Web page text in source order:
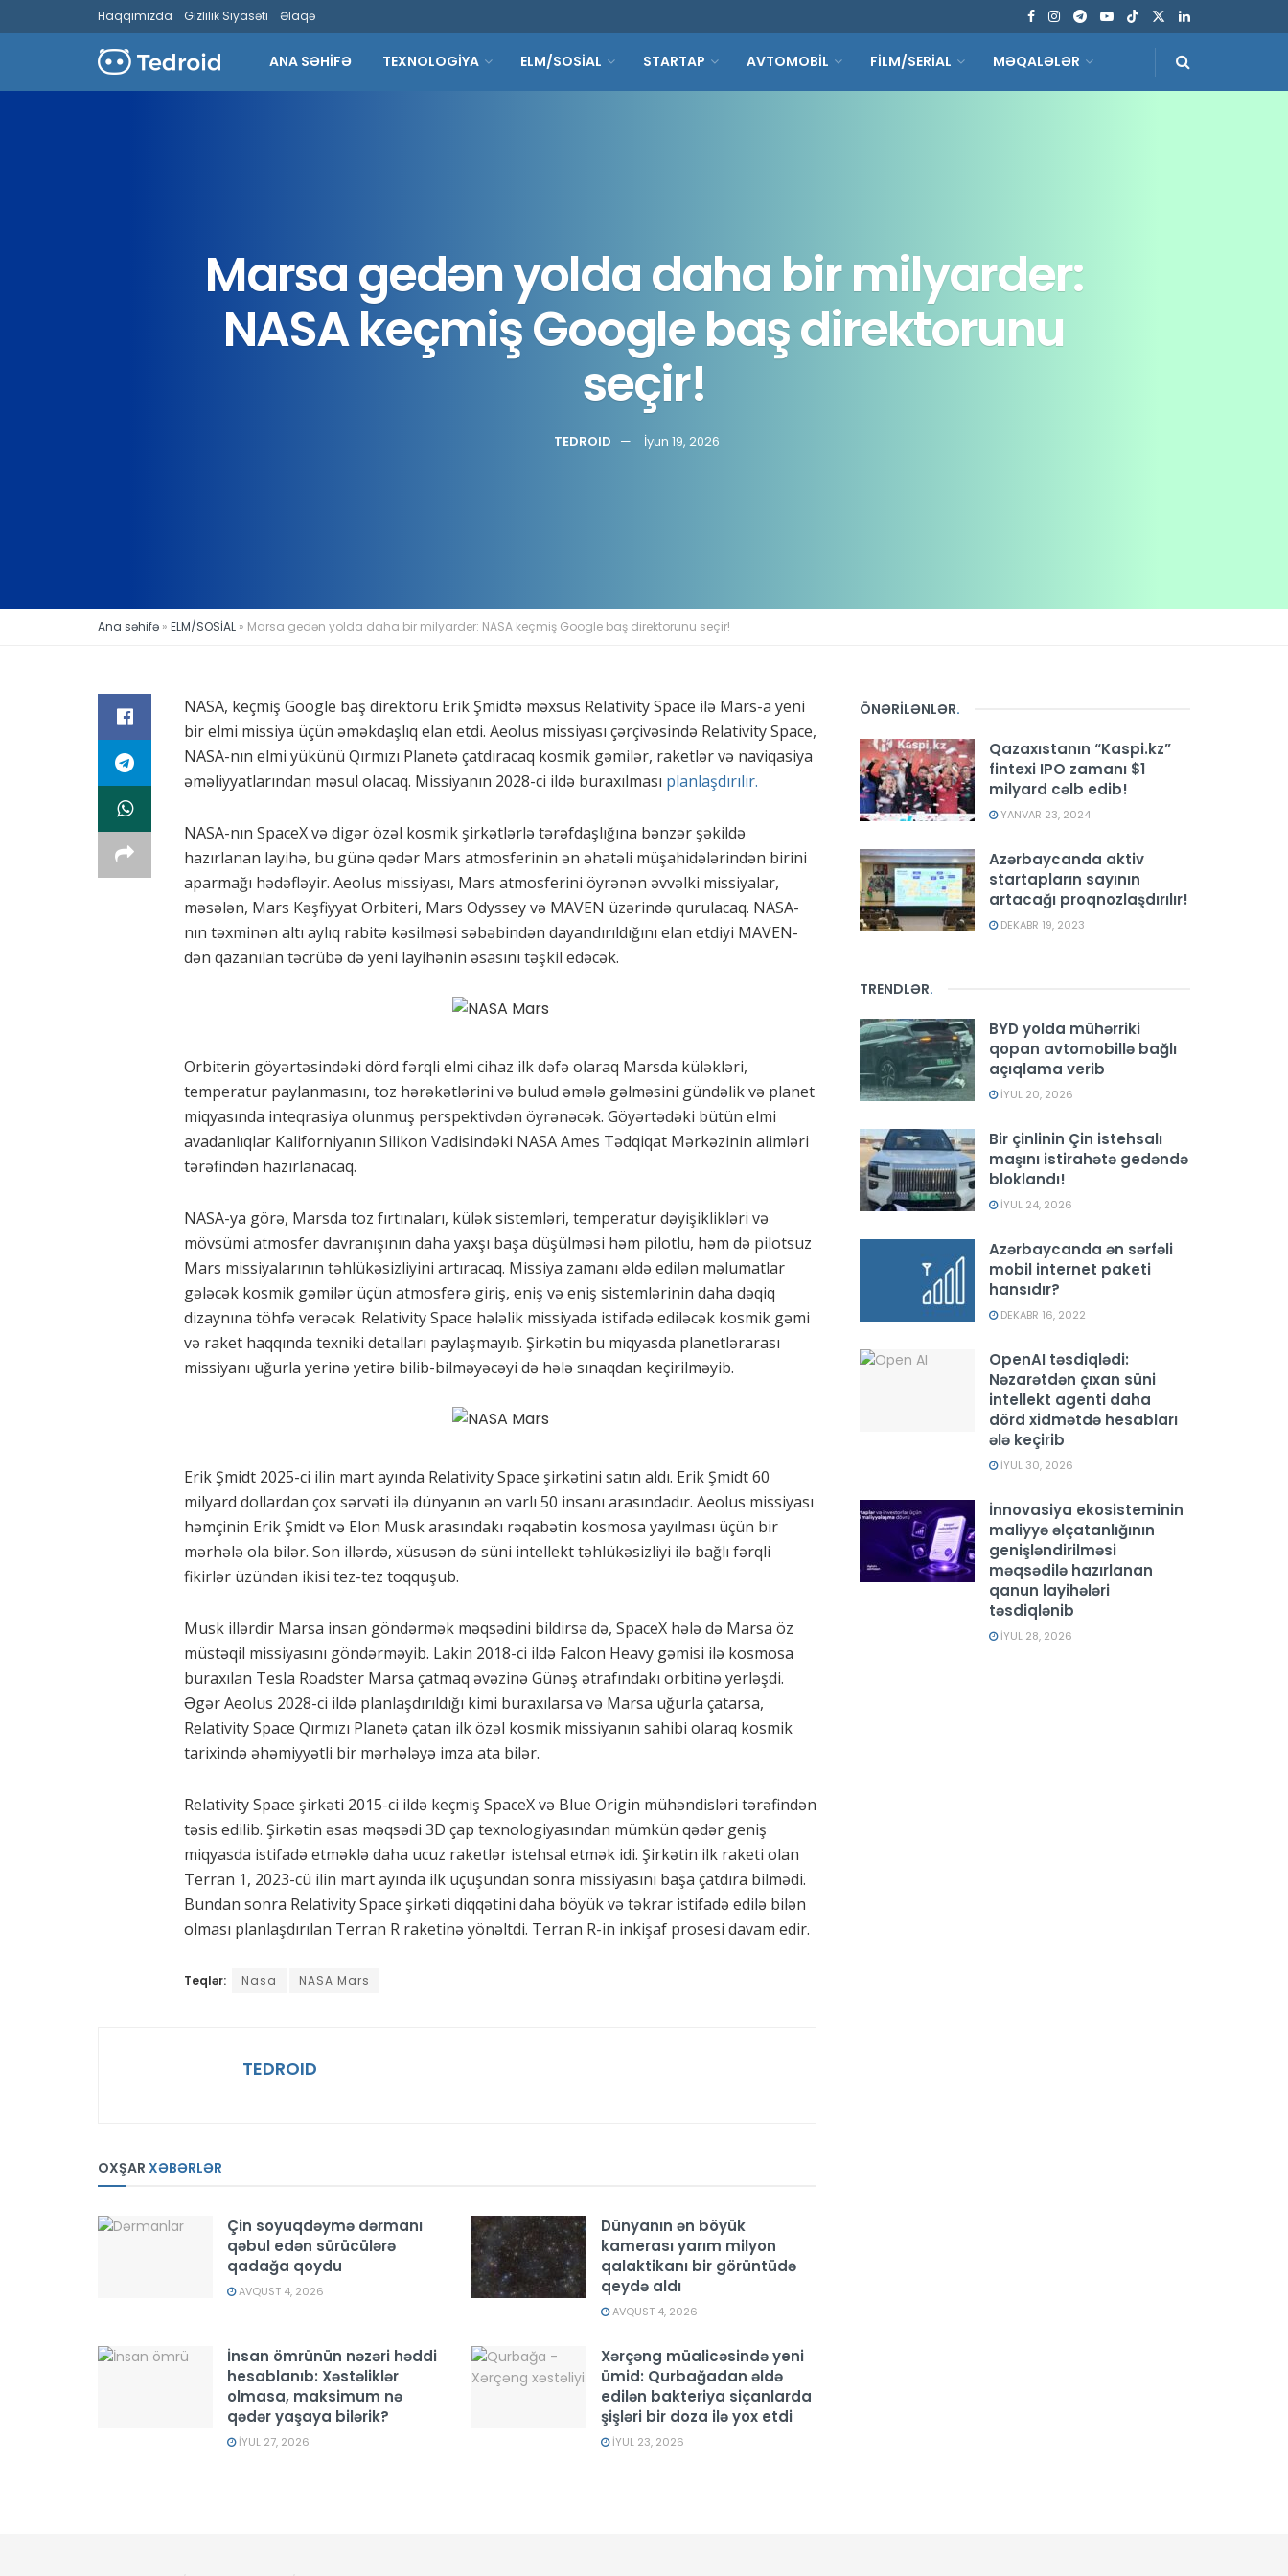
Haqqımızda Gizlilik Siyasəti Əlaqə
ANA SƏHİFƏ TEXNOLOGİYA ELM/SOSİAL STARTAP AVTOMOBİL FİLM/SERİAL MƏQALƏLƏR
Marsa gedən yolda daha bir milyarder:
NASA keçmiş Google baş direktorunu
seçir!
TEDROID İyun 19, 2026
Ana səhifə » ELM/SOSİAL » Marsa gedən yolda daha bir milyarder: NASA keçmiş Google baş direktorunu seçir!
NASA, keçmiş Google baş direktoru Erik Şmidtə məxsus Relativity Space ilə Mars-a yeni
bir elmi missiya üçün əməkdaşlıq elan etdi. Aeolus missiyası çərçivəsində Relativity Space,
NASA-nın elmi yükünü Qırmızı Planetə çatdıracaq kosmik gəmilər, raketlər və naviqasiya
əməliyyatlarından məsul olacaq. Missiyanın 2028-ci ildə buraxılması planlaşdırılır.
NASA-nın SpaceX və digər özəl kosmik şirkətlərlə tərəfdaşlığına bənzər şəkildə
hazırlanan layihə, bu günə qədər Mars atmosferinin ən əhatəli müşahidələrindən birini
aparmağı hədəfləyir. Aeolus missiyası, Mars atmosferini öyrənən əvvəlki missiyalar,
məsələn, Mars Kəşfiyyat Orbiteri, Mars Odyssey və MAVEN üzərində qurulacaq. NASA-
nın təxminən altı aylıq rabitə kəsilməsi səbəbindən dayandırıldığını elan etdiyi MAVEN-
dən qazanılan təcrübə də yeni layihənin əsasını təşkil edəcək.
Orbiterin göyərtəsindəki dörd fərqli elmi cihaz ilk dəfə olaraq Marsda küləkləri,
temperatur paylanmasını, toz hərəkətlərini və bulud əmələ gəlməsini gündəlik və planet
miqyasında inteqrasiya olunmuş perspektivdən öyrənəcək. Göyərtədəki bütün elmi
avadanlıqlar Kaliforniyanın Silikon Vadisindəki NASA Ames Tədqiqat Mərkəzinin alimləri
tərəfindən hazırlanacaq.
NASA-ya görə, Marsda toz fırtınaları, külək sistemləri, temperatur dəyişiklikləri və
mövsümi atmosfer davranışının daha yaxşı başa düşülməsi həm pilotlu, həm də pilotsuz
Mars missiyalarının təhlükəsizliyini artıracaq. Missiya zamanı əldə edilən məlumatlar
gələcək kosmik gəmilər üçün atmosferə giriş, eniş və eniş sistemlərinin daha dəqiq
dizaynına töhfə verəcək. Relativity Space hələlik missiyada istifadə ediləcək kosmik gəmi
və raket haqqında texniki detalları paylaşmayıb. Şirkətin bu miqyasda planetlərarası
missiyanı uğurla yerinə yetirə bilib-bilməyəcəyi də hələ sınaqdan keçirilməyib.
Erik Şmidt 2025-ci ilin mart ayında Relativity Space şirkətini satın aldı. Erik Şmidt 60
milyard dollardan çox sərvəti ilə dünyanın ən varlı 50 insanı arasındadır. Aeolus missiyası
həmçinin Erik Şmidt və Elon Musk arasındakı rəqabətin kosmosa yayılması üçün bir
mərhələ ola bilər. Son illərdə, xüsusən də süni intellekt təhlükəsizliyi ilə bağlı fərqli
fikirlər üzündən ikisi tez-tez toqquşub.
Musk illərdir Marsa insan göndərmək məqsədini bildirsə də, SpaceX hələ də Marsa öz
müstəqil missiyasını göndərməyib. Lakin 2018-ci ildə Falcon Heavy gəmisi ilə kosmosa
buraxılan Tesla Roadster Marsa çatmaq əvəzinə Günəş ətrafındakı orbitinə yerləşdi.
Əgər Aeolus 2028-ci ildə planlaşdırıldığı kimi buraxılarsa və Marsa uğurla çatarsa,
Relativity Space Qırmızı Planetə çatan ilk özəl kosmik missiyanın sahibi olaraq kosmik
tarixində əhəmiyyətli bir mərhələyə imza ata bilər.
Relativity Space şirkəti 2015-ci ildə keçmiş SpaceX və Blue Origin mühəndisləri tərəfindən
təsis edilib. Şirkətin əsas məqsədi 3D çap texnologiyasından mümkün qədər geniş
miqyasda istifadə etməklə daha ucuz raketlər istehsal etmək idi. Şirkətin ilk raketi olan
Terran 1, 2023-cü ilin mart ayında ilk uçuşundan sonra missiyasını başa çatdıra bilmədi.
Bundan sonra Relativity Space şirkəti diqqətini daha böyük və təkrar istifadə edilə bilən
olması planlaşdırılan Terran R raketinə yönəltdi. Terran R-in inkişaf prosesi davam edir.
Teqlər: Nasa NASA Mars
TEDROID
OXŞAR XƏBƏRLƏR
Çin soyuqdəymə dərmanı
qəbul edən sürücülərə
qadağa qoydu
AVQUST 4, 2026
Dünyanın ən böyük
kamerası yarım milyon
qalaktikanı bir görüntüdə
qeydə aldı
AVQUST 4, 2026
İnsan ömrünün nəzəri həddi
hesablanıb: Xəstəliklər
olmasa, maksimum nə
qədər yaşaya bilərik?
İYUL 27, 2026
Xərçəng müalicəsində yeni
ümid: Qurbağadan əldə
edilən bakteriya siçanlarda
şişləri bir doza ilə yox etdi
İYUL 23, 2026
ÖNƏRİLƏNLƏR.
Qazaxıstanın “Kaspi.kz”
fintexi IPO zamanı $1
milyard cəlb edib!
YANVAR 23, 2024
Azərbaycanda aktiv
startapların sayının
artacağı proqnozlaşdırılır!
DEKABR 19, 2023
TRENDLƏR.
BYD yolda mühərriki
qopan avtomobillə bağlı
açıqlama verib
İYUL 20, 2026
Bir çinlinin Çin istehsalı
maşını istirahətə gedəndə
bloklandı!
İYUL 24, 2026
Azərbaycanda ən sərfəli
mobil internet paketi
hansıdır?
DEKABR 16, 2022
OpenAI təsdiqlədi:
Nəzarətdən çıxan süni
intellekt agenti daha
dörd xidmətdə hesabları
ələ keçirib
İYUL 30, 2026
İnnovasiya ekosisteminin
maliyyə əlçatanlığının
genişləndirilməsi
məqsədilə hazırlanan
qanun layihələri
təsdiqlənib
İYUL 28, 2026